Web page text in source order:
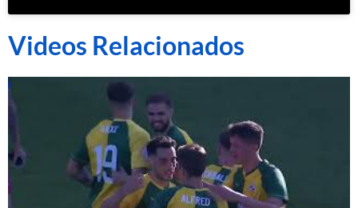
Videos Relacionados